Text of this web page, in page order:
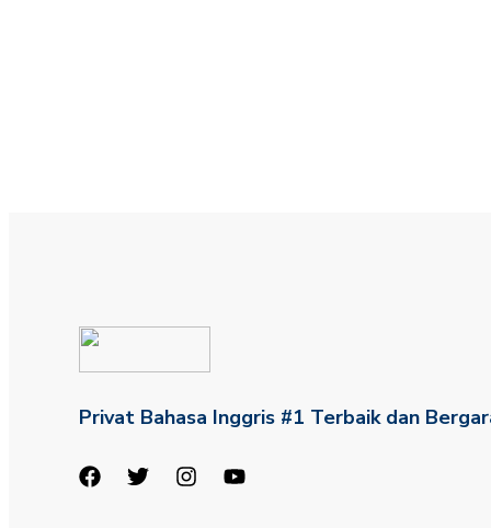
Privat Bahasa Inggris #1 Terbaik dan